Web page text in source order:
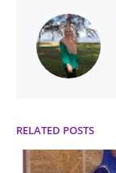
RELATED POSTS